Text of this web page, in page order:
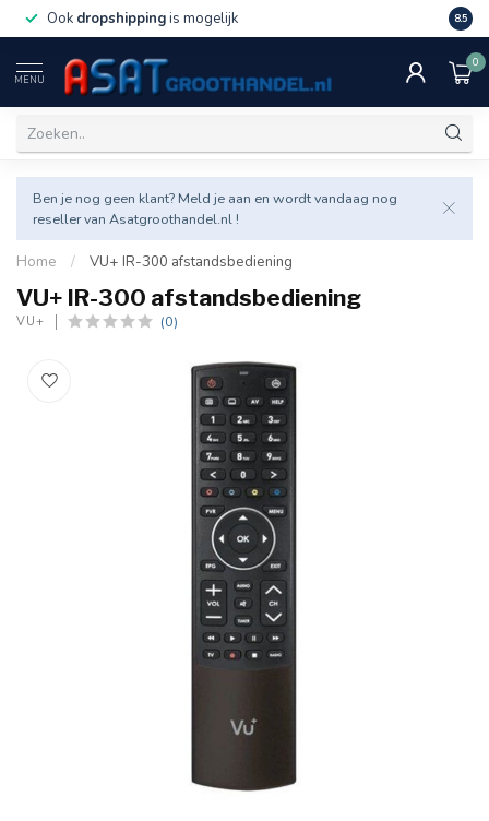
Ook dropshippingis mogelijk Veel
8.5
MENU
0
Ben je nog geen klant? Meld je aan en wordt vandaag nog
reseller van Asatgroothandel.nl !
Home / VU+ IR-300 afstandsbediening
VU+ IR-300 afstandsbediening
VU+ (0)